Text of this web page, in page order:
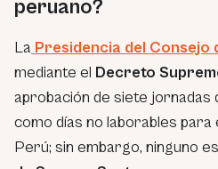
peruano?
La Presidencia del Consejo
mediante el Decreto
aprobación de siete jornadas
como días no laborables
Perú; sin embargo, ninguno